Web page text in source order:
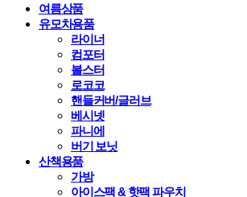
여름상품
유모차용품
라이너
컴포터
볼스터
로코코
핸들커버/글러브
베시넷
파니에
버기 보닛
산책용품
가방
아이스팩 & 핫팩 파우치